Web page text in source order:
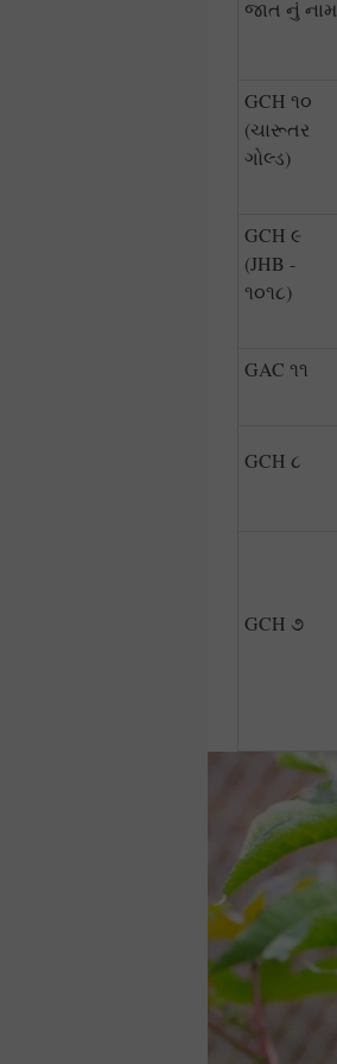
જાત નું નામ
GCH ૧૦
(ચારૂતર
ગોલ્ડ)
GCH ૯
(JHB -
૧૦૧૮)
GAC ૧૧
GCH ૮
GCH ૭